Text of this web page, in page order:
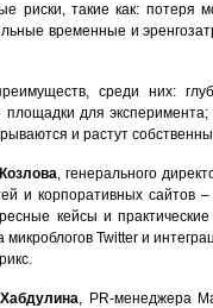
риски, такие как: потеря
временные и
среди них:
для
и растут
, генерального
и корпоративных сайтов
кейсы и
Twitter и
, PR-менеджера